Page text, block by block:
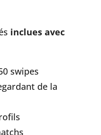
inclues avec
swipes
de la